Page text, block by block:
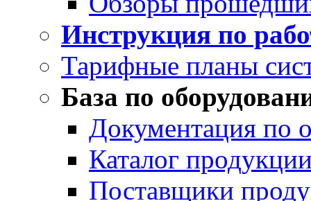
Инструкция по
Тарифные планы
База по
Документация по
Каталог
Поставщики